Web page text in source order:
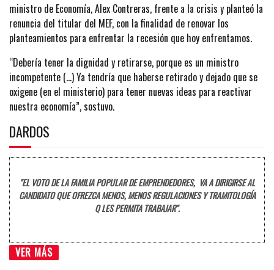
ministro de Economía, Alex Contreras, frente a la crisis y planteó la
renuncia del titular del MEF, con la finalidad de renovar los
planteamientos para enfrentar la recesión que hoy enfrentamos.
“Debería tener la dignidad y retirarse, porque es un ministro
incompetente (…) Ya tendría que haberse retirado y dejado que se
oxigene (en el ministerio) para tener nuevas ideas para reactivar
nuestra economía”, sostuvo.
DARDOS
"EL VOTO DE LA FAMILIA POPULAR DE EMPRENDEDORES, VA A DIRIGIRSE AL
CANDIDATO QUE OFREZCA MENOS, MENOS REGULACIONES Y TRAMITOLOGÍA
Q LES PERMITA TRABAJAR".
VER MÁS